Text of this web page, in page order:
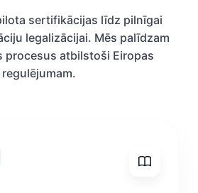
sertifikācijas līdz pilnīgai
legalizācijai. Mēs palīdzam
procesus atbilstoši Eiropas
regulējumam.